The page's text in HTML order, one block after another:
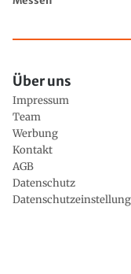
Über uns
Impressum
Team
Werbung
Kontakt
AGB
Datenschutz